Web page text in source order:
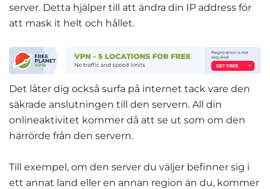
server. Detta hjälper till att ändra din IP address för
att mask it helt och hållet.
Det låter dig också surfa på internet tack vare den
säkrade anslutningen till den servern. All din
onlineaktivitet kommer då att se ut som om den
härrörde från den servern.
Till exempel, om den server du väljer befinner sig i
ett annat land eller en annan region än du, kommer